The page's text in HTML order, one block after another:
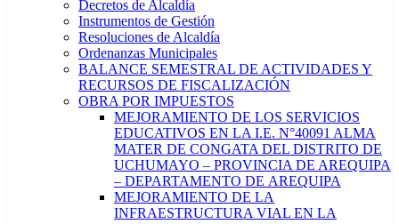
Decretos de Alcaldía
Instrumentos de Gestión
Resoluciones de Alcaldía
Ordenanzas Municipales
BALANCE SEMESTRAL DE ACTIVIDADES Y
RECURSOS DE FISCALIZACIÓN
OBRA POR IMPUESTOS
MEJORAMIENTO DE LOS SERVICIOS
EDUCATIVOS EN LA I.E. N°40091 ALMA
MATER DE CONGATA DEL DISTRITO DE
UCHUMAYO – PROVINCIA DE AREQUIPA
– DEPARTAMENTO DE AREQUIPA
MEJORAMIENTO DE LA
INFRAESTRUCTURA VIAL EN LA